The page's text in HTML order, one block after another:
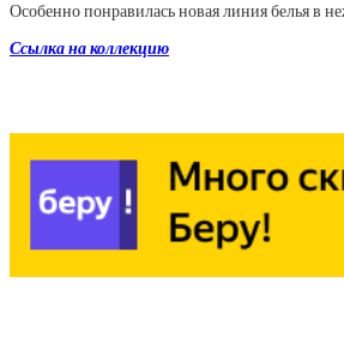
Особенно понравилась новая линия белья в
Ссылка на коллекцию